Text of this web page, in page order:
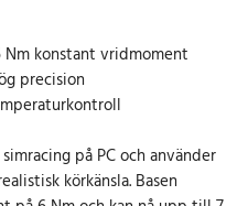
konstant vridmoment
precision
på PC och använder
körkänsla. Basen